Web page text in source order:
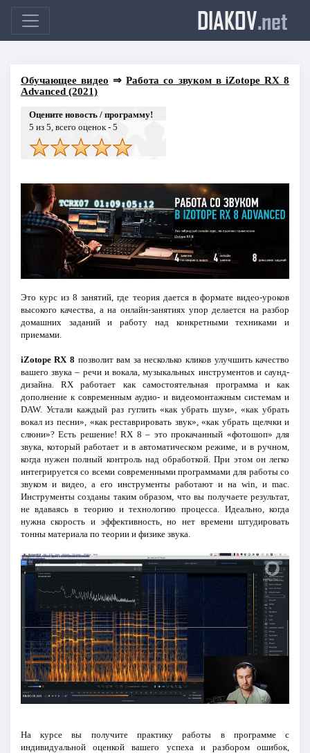
DIAKOV.net
Обучающее видео ⇒Работа со звуком в iZotope RX 8
Advanced (2021)
Оцените новость / программу!
5 из 5, всего оценок - 5
Это курс из 8 занятий, где теория дается в формате видео-уроков
высокого качества, а на онлайн-занятиях упор делается на разбор
домашних заданий и работу над конкретными техниками и
приемами.
iZotope RX 8 позволит вам за несколько кликов улучшить качество
вашего звука – речи и вокала, музыкальных инструментов и саунд-
дизайна. RX работает как самостоятельная программа и как
дополнение к современным аудио- и видеомонтажным системам и
DAW. Устали каждый раз гуглить «как убрать шум», «как убрать
вокал из песни», «как реставрировать звук», «как убрать щелчки и
слюни»? Есть решение! RX 8 – это прокачанный «фотошоп» для
звука, который работает и в автоматическом режиме, и в ручном,
когда нужен полный контроль над обработкой. При этом он легко
интегрируется со всеми современными программами для работы со
звуком и видео, а его инструменты работают и на win, и mac.
Инструменты созданы таким образом, что вы получаете результат,
не вдаваясь в теорию и технологию процесса. Идеально, когда
нужна скорость и эффективность, но нет времени штудировать
тонны материала по теории и физике звука.
На курсе вы получите практику работы в программе с
индивидуальной оценкой вашего успеха и разбором ошибок,